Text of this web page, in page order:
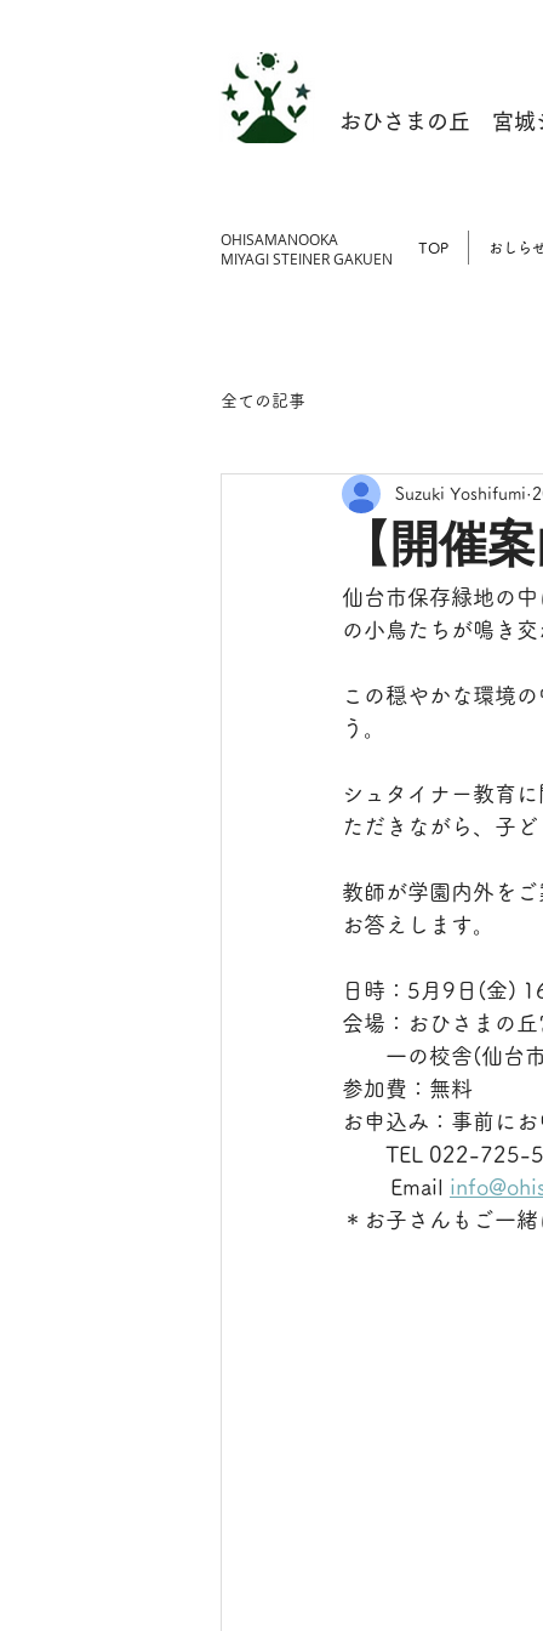
おひさまの丘 宮城
​OHISAMANOOKA
MIYAGI STEINER GAKUEN
TOP おしら
全ての記事
【開催
Suzuki Yoshifumi
仙台市保存緑地の
の小鳥たちが鳴き
この穏やかな環境
う。
シュタイナー教育
ただきながら、子
教師が学園内外を
お答えします。
日時：5月9日(金)
会場：おひさまの
一の校舎(仙台市
参加費：無料
お申込み：事前に
TEL 022-725-
        Email
＊お子さんもご一